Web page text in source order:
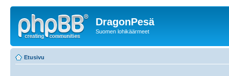
DragonPesä
Suomen lohikäärmeet
Etusivu